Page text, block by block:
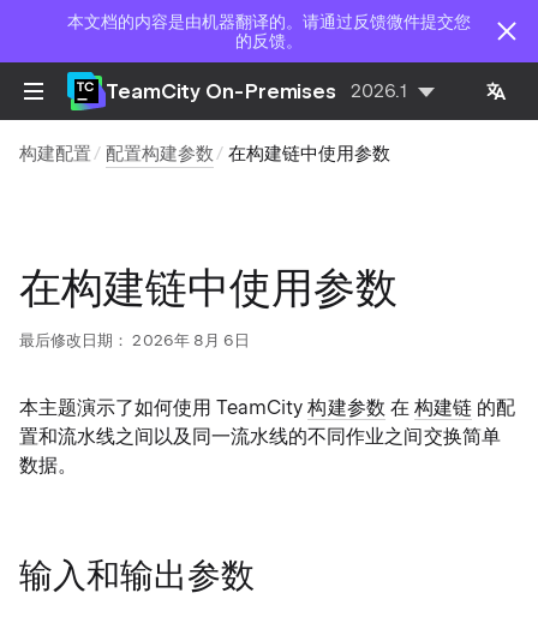
本文档的内容是由机器翻译的。请通过反馈微件提交您
的反馈。
TeamCity On-Premises 2026.1
构建配置 配置构建参数 在构建链中使用参数
在构建链中使用参数
最后修改日期： 2026年 8月 6日
本主题演示了如何使用 TeamCity构建参数 在 构建链的配
置和流水线之间以及同一流水线的不同作业之间交换简单
数据。
输入和输出参数